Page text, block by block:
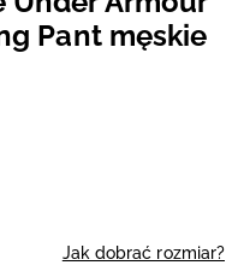
Pant męskie
Jak dobrać rozmiar?